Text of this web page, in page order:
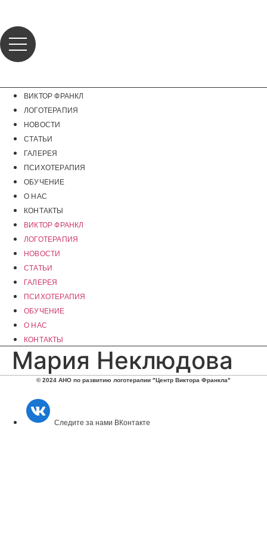
содержимому
ВИКТОР ФРАНКЛ
ЛОГОТЕРАПИЯ
НОВОСТИ
СТАТЬИ
ГАЛЕРЕЯ
ПСИХОТЕРАПИЯ
ОБУЧЕНИЕ
О НАС
КОНТАКТЫ
ВИКТОР ФРАНКЛ
ЛОГОТЕРАПИЯ
НОВОСТИ
СТАТЬИ
ГАЛЕРЕЯ
ПСИХОТЕРАПИЯ
ОБУЧЕНИЕ
О НАС
КОНТАКТЫ
Мария Неклюдова
© 2024 АНО по развитию логотерапии "Центр Виктора Франкла"
Следите за нами ВКонтакте